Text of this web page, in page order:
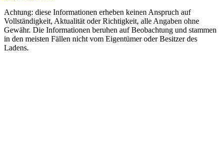
Achtung: diese Informationen erheben keinen Anspruch auf
Vollständigkeit, Aktualität oder Richtigkeit, alle Angaben ohne
Gewähr. Die Informationen beruhen auf Beobachtung und stammen
in den meisten Fällen nicht vom Eigentümer oder Besitzer des
Ladens.